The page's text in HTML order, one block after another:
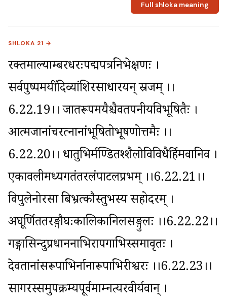
Full shloka meaning
SHLOKA 21 →
रक्तमाल्याम्बरधरःपद्मपत्रनिभेक्षणः ।
सर्वपुष्पमयींदिव्यांशिरसाधारयन् स्रजम् ।।
6.22.19।। जातरूपमयैश्चैवतपनीयविभूषितैः ।
आत्मजानांचरत्नानांभूषितोभूषणोत्तमैः ।।
6.22.20।। धातुभिर्मण्डितश्शैलोविविधैर्हिमवानिव ।
एकावलीमध्यगतंतरलंपाटलप्रभम् ।।6.22.21।।
विपुलेनोरसा बिभ्रत्कौस्तुभस्य सहोदरम् ।
अघूर्णिततरङ्गौघःकालिकानिलसङ्गुलः ।।6.22.22।।
गङ्गासिन्दुप्रधाननाभिरापगाभिस्समावृतः ।
देवतानांसरूपाभिर्नानारूपाभिरीश्वरः ।।6.22.23।।
सागरस्समुपक्रम्यपूर्वमाम्नत्यरवीर्यवान् ।